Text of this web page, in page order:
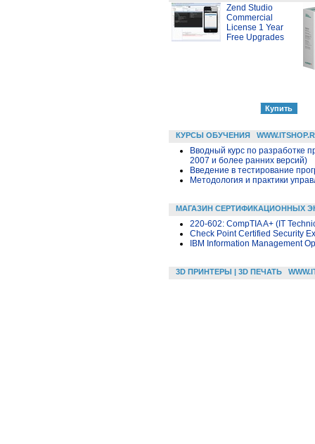
Zend Studio
Commercial
License 1 Year
Free Upgrades
КУРСЫ ОБУЧЕНИЯ
Вводный курс по разработке
2007 и более ранних версий)
Введение в тестирование
Методология и практики
МАГАЗИН СЕРТИФИКАЦИОННЫХ
220-602: CompTIA A+ (IT
Check Point Certified Security
IBM Information Management
3D ПРИНТЕРЫ | 3D ПЕЧАТЬ